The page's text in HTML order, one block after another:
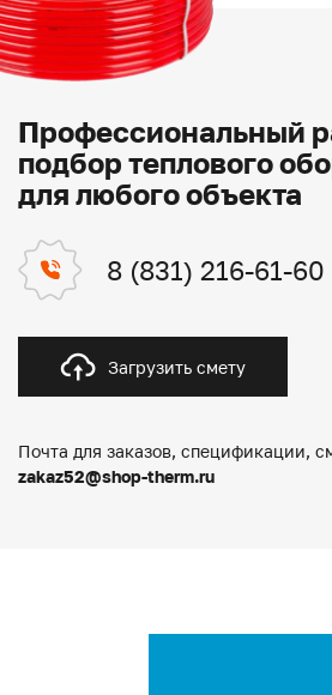
Профессиональный
подбор теплового
для любого объекта
8 (831) 216-61-60
Загрузить смету
Почта для заказов, спецификации,
zakaz52@shop-therm.ru